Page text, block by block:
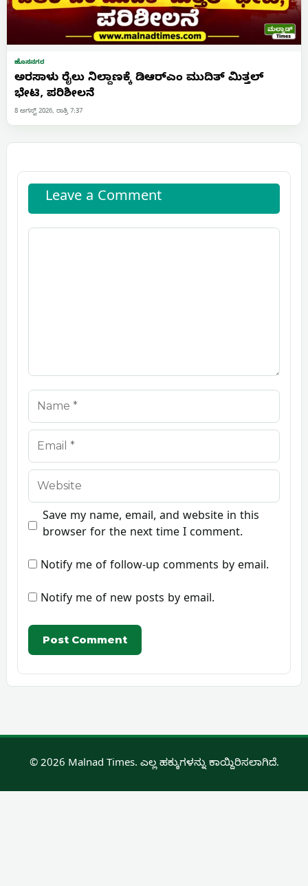
ಹೊಸನಗರ
ಅರಸಾಳು ರೈಲು ನಿಲ್ದಾಣಕ್ಕೆ ಡಿಆರ್‌ಎಂ ಮುದಿತ್ ಮಿತ್ತಲ್
ಭೇಟಿ, ಪರಿಶೀಲನೆ
8 ಆಗಸ್ಟ್ 2026, ರಾತ್ರಿ 7:37
Leave a Comment
Comment
Name
Email
Website
Save my name, email, and website in this
browser for the next time I comment.
Notify me of follow-up comments by email.
Notify me of new posts by email.
© 2026 Malnad Times. ಎಲ್ಲ ಹಕ್ಕುಗಳನ್ನು ಕಾಯ್ದಿರಿಸಲಾಗಿದೆ.